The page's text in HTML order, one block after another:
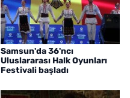
Samsun'da 36'ncı
Uluslararası Halk Oyunları
Festivali başladı